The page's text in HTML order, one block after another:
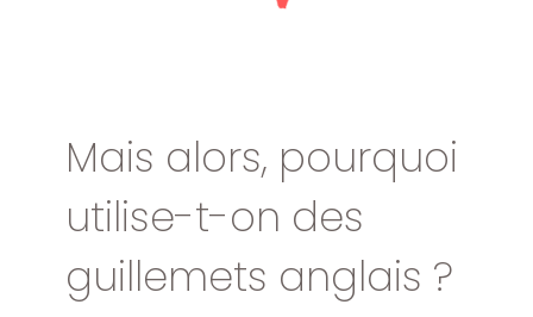
Mais alors, pourquoi
utilise-t-on des
guillemets anglais ?